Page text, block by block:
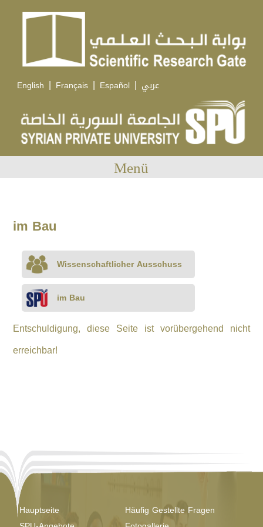
English | Français | Español | عربي
Menü
im Bau
Wissenschaftlicher Ausschuss
im Bau
Entschuldigung, diese Seite ist vorübergehend nicht
erreichbar!
Hauptseite
Häufig Gestellte Fragen